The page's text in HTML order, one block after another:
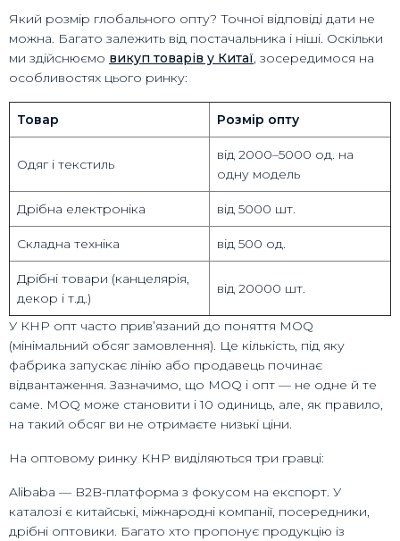
Який розмір глобального опту? Точної відповіді дати не
можна. Багато залежить від постачальника і ніші. Оскільки
ми здійснюємо викуп товарів у Китаї, зосередимося на
особливостях цього ринку:
Товар Розмір опту
Одяг і текстиль
від 2000–5000 од. на
одну модель
Дрібна електроніка від 5000 шт.
Складна техніка від 500 од.
Дрібні товари (канцелярія,
декор і т.д.)
від 20000 шт.
У КНР опт часто прив’язаний до поняття MOQ
(мінімальний обсяг замовлення). Це кількість, під яку
фабрика запускає лінію або продавець починає
відвантаження. Зазначимо, що MOQ і опт — не одне й те
саме. MOQ може становити і 10 одиниць, але, як правило,
на такий обсяг ви не отримаєте низькі ціни.
На оптовому ринку КНР виділяються три гравці:
Alibaba — B2B-платформа з фокусом на експорт. У
каталозі є китайські, міжнародні компанії, посередники,
дрібні оптовики. Багато хто пропонує продукцію із